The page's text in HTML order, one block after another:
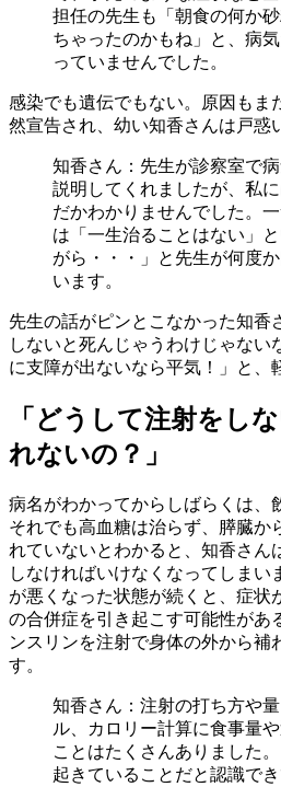
担任の先生も「朝食の何か
ちゃったのかもね」と、病
っていませんでした。
感染でも遺伝でもない。原因もま
然宣告され、幼い知香さんは戸惑
知香さん：先生が診察室で
説明してくれましたが、私
だかわかりませんでした。
は「一生治ることはない」
がら・・・」と先生が何度
います。
先生の話がピンとこなかった知香
しないと死んじゃうわけじゃない
に支障が出ないなら平気！」と、
「どうして注射をし
れないの？」
病名がわかってからしばらくは、
それでも高血糖は治らず、膵臓か
れていないとわかると、知香さん
しなければいけなくなってしまい
が悪くなった状態が続くと、症状
の合併症を引き起こす可能性があ
ンスリンを注射で身体の外から補
す。
知香さん：注射の打ち方や
ル、カロリー計算に食事量
ことはたくさんありました
起きていることだと認識で